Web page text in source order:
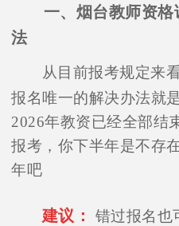
一、烟台教师资
法
从目前报考规定来
报名唯一的解决办法就
2026年教资已经全部结
报考，你下半年是不存
年吧
建议：
错过报名也